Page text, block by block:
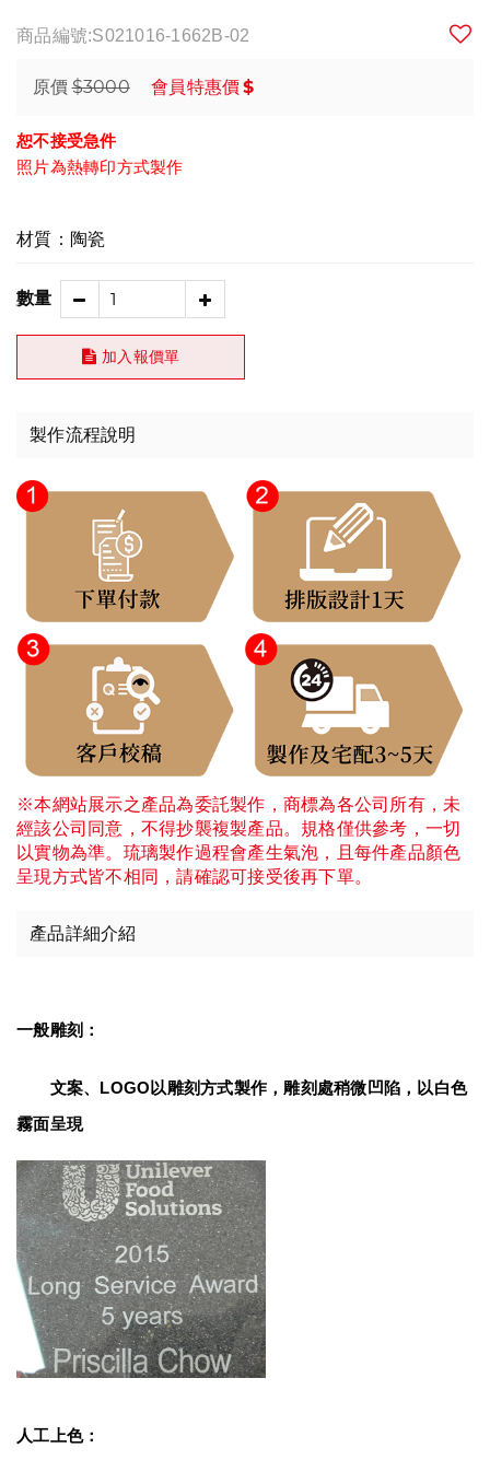
商品編號:S021016-1662B-02
原價 $3000 會員特惠價$
恕不接受急件
照片為熱轉印方式製作
材質：陶瓷
數量
加入報價單
製作流程說明
※本網站展示之產品為委託製作，商標為各公司所有，未
經該公司同意，不得抄襲複製產品。規格僅供參考，一切
以實物為準。琉璃製作過程會產生氣泡，且每件產品顏色
呈現方式皆不相同，請確認可接受後再下單。
產品詳細介紹
一般雕刻：
文案、LOGO以雕刻方式製作，雕刻處稍微凹陷，以白色
霧面呈現
人工上色：